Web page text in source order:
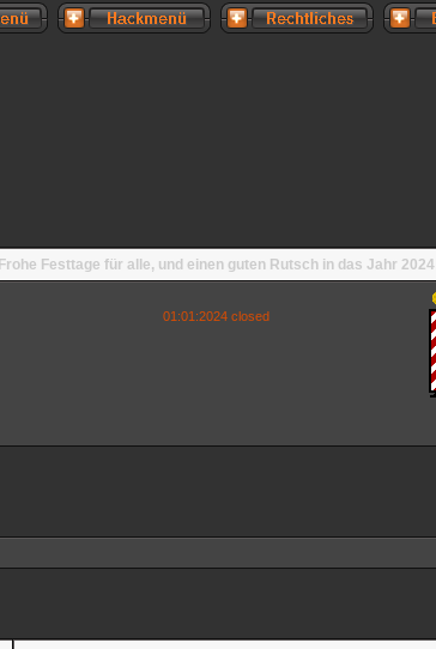
Frohe Festtage für alle, und einen guten Rutsch in das Jahr 2024
01:01:2024 closed